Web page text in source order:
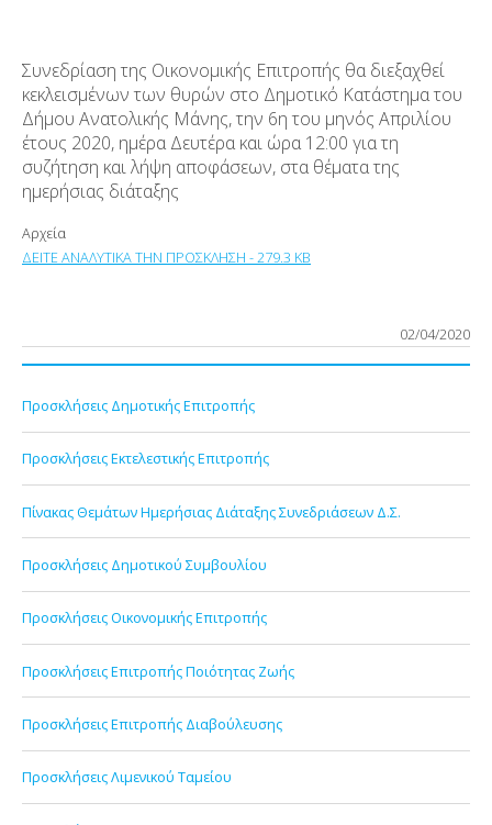
Συνεδρίαση της Οικονομικής Επιτροπής θα διεξαχθεί
κεκλεισμένων των θυρών στο Δημοτικό Κατάστημα του
Δήμου Ανατολικής Μάνης, την 6η του μηνός Απριλίου
έτους 2020, ημέρα Δευτέρα και ώρα 12:00 για τη
συζήτηση και λήψη αποφάσεων, στα θέματα της
ημερήσιας διάταξης
Αρχεία
ΔΕΙΤΕ ΑΝΑΛΥΤΙΚΑ ΤΗΝ ΠΡΟΣΚΛΗΣΗ - 279.3 KB
02/04/2020
Προσκλήσεις Δημοτικής Επιτροπής
Προσκλήσεις Εκτελεστικής Επιτροπής
Πίνακας Θεμάτων Ημερήσιας Διάταξης Συνεδριάσεων Δ.Σ.
Προσκλήσεις Δημοτικού Συμβουλίου
Προσκλήσεις Οικονομικής Επιτροπής
Προσκλήσεις Επιτροπής Ποιότητας Ζωής
Προσκλήσεις Επιτροπής Διαβούλευσης
Προσκλήσεις Λιμενικού Ταμείου